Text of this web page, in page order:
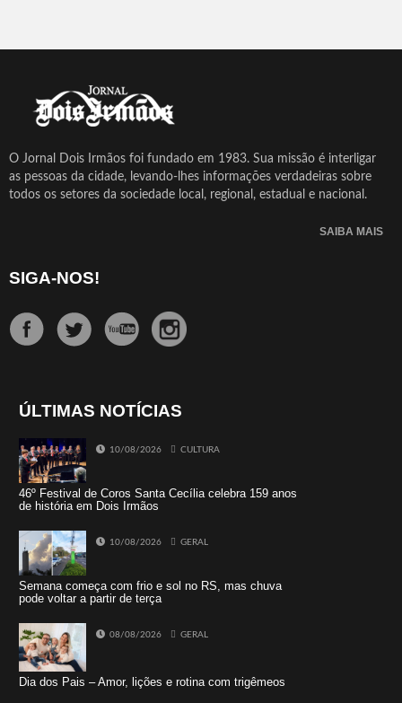
O Jornal Dois Irmãos foi fundado em 1983. Sua missão é interligar
as pessoas da cidade, levando-lhes informações verdadeiras sobre
todos os setores da sociedade local, regional, estadual e nacional.
SAIBA MAIS
SIGA-NOS!
ÚLTIMAS NOTÍCIAS
10/08/2026 CULTURA
46º Festival de Coros Santa Cecília celebra 159 anos
de história em Dois Irmãos
10/08/2026 GERAL
Semana começa com frio e sol no RS, mas chuva
pode voltar a partir de terça
08/08/2026 GERAL
Dia dos Pais – Amor, lições e rotina com trigêmeos